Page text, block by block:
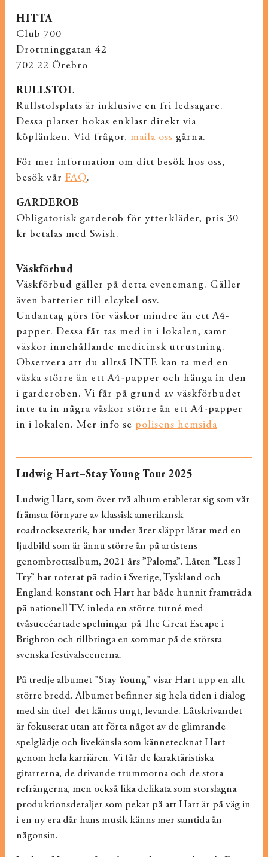
HITTA
Club 700
Drottninggatan 42
702 22 Örebro
RULLSTOL
Rullstolsplats är inklusive en fri ledsagare.
Dessa platser bokas enklast direkt via
köplänken. Vid frågor, maila oss gärna.
För mer information om ditt besök hos oss,
besök vår FAQ.
GARDEROB
Obligatorisk garderob för ytterkläder, pris 30
kr betalas med Swish.
Väskförbud
Väskförbud gäller på detta evenemang. Gäller
även batterier till elcykel osv.
Undantag görs för väskor mindre än ett A4-
papper. Dessa får tas med in i lokalen, samt
väskor innehållande medicinsk utrustning.
Observera att du alltså INTE kan ta med en
väska större än ett A4-papper och hänga in den
i garderoben. Vi får på grund av väskförbudet
inte ta in några väskor större än ett A4-papper
in i lokalen. Mer info se polisens hemsida
Ludwig Hart–Stay Young Tour 2025
Ludwig Hart, som över två album etablerat sig som vår
främsta förnyare av klassisk amerikansk
roadrocksestetik, har under året släppt låtar med en
ljudbild som är ännu större än på artistens
genombrottsalbum, 2021 års ”Paloma”. Låten ”Less I
Try” har roterat på radio i Sverige, Tyskland och
England konstant och Hart har både hunnit framträda
på nationell TV, inleda en större turné med
tvåsuccéartade spelningar på The Great Escape i
Brighton och tillbringa en sommar på de största
svenska festivalscenerna.
På tredje albumet ”Stay Young” visar Hart upp en allt
större bredd. Albumet befinner sig hela tiden i dialog
med sin titel–det känns ungt, levande. Låtskrivandet
är fokuserat utan att förta något av de glimrande
spelglädje och livekänsla som kännetecknat Hart
genom hela karriären. Vi får de karaktäristiska
gitarrerna, de drivande trummorna och de stora
refrängerna, men också lika delikata som storslagna
produktionsdetaljer som pekar på att Hart är på väg in
i en ny era där hans musik känns mer samtida än
någonsin.